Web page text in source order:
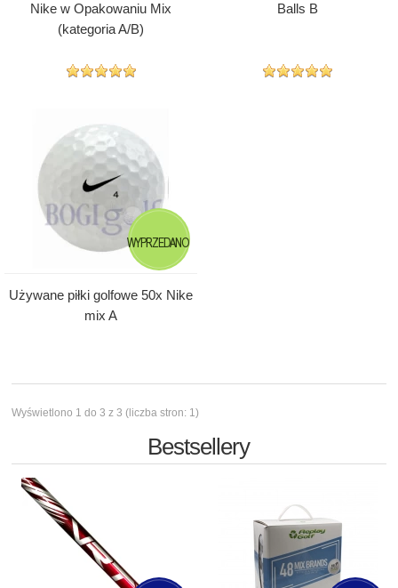
Nike w Opakowaniu Mix
(kategoria A/B)
Balls B
Używane piłki golfowe 50x Nike
mix A
WYPRZEDANO
Wyświetlono 1 do 3 z 3 (liczba stron: 1)
Bestsellery